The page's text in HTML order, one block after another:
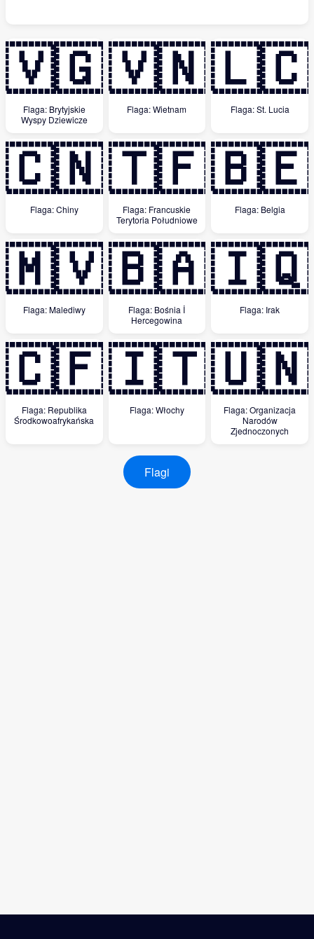
🇻🇬
Flaga: Brytyjskie
Wyspy Dziewicze
🇻🇳
Flaga: Wietnam
🇱🇨
Flaga: St. Lucia
🇨🇳
Flaga: Chiny
🇹🇫
Flaga: Francuskie
Terytoria Południowe
🇧🇪
Flaga: Belgia
🇲🇻
Flaga: Malediwy
🇧🇦
Flaga: Bośnia İ
Hercegowina
🇮🇶
Flaga: Irak
🇨🇫
Flaga: Republika
Środkowoafrykańska
🇮🇹
Flaga: Włochy
🇺🇳
Flaga: Organizacja
Narodów
Zjednoczonych
Flagi